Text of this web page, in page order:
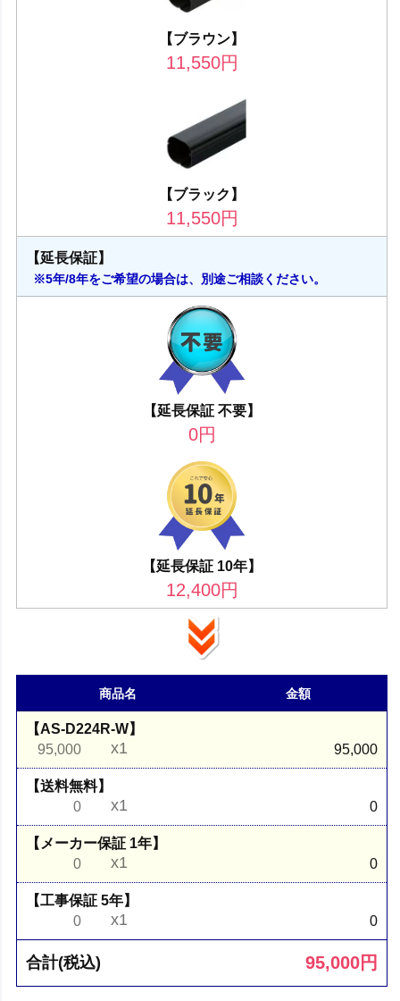
【ブラウン】
11,550円
【ブラック】
11,550円
【延長保証】
※5年/8年をご希望の場合は、別途ご相談ください。
【延長保証 不要】
0円
【延長保証 10年】
12,400円
商品名 金額
【AS-D224R-W】
95,000
x1 95,000
【送料無料】
0
x1 0
【メーカー保証 1年】
0
x1 0
【工事保証 5年】
0
x1 0
合計(税込) 95,000円